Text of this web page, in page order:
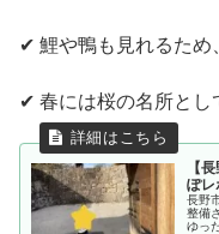
✔ 鯉や鴨も見れるため
✔ 春には桜の名所とし
【
ぽレ
長野
整備
ゆっ